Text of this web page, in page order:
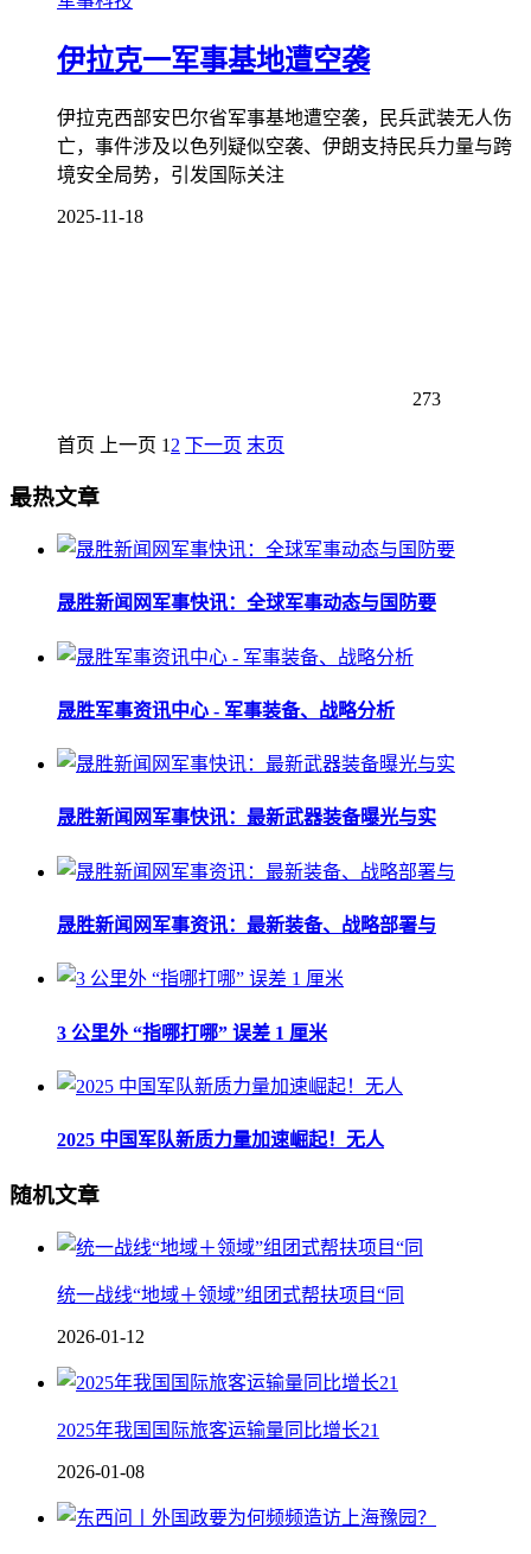
伊拉克一军事基地遭空袭
伊拉克西部安巴尔省军事基地遭空袭，民兵武装无人伤
亡，事件涉及以色列疑似空袭、伊朗支持民兵力量与跨
境安全局势，引发国际关注
2025-11-18
273
首页 上一页 1 2 下一页 末页
最热文章
晟胜新闻网军事快讯：全球军事动态与国防要
晟胜军事资讯中心 - 军事装备、战略分析
晟胜新闻网军事快讯：最新武器装备曝光与实
晟胜新闻网军事资讯：最新装备、战略部署与
3 公里外 “指哪打哪” 误差 1 厘米
2025 中国军队新质力量加速崛起！无人
随机文章
统一战线“地域＋领域”组团式帮扶项目“同
2026-01-12
2025年我国国际旅客运输量同比增长21
2026-01-08